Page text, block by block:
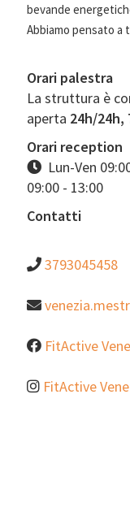
bevande
Abbiamo pensato a
Orari palestra
La struttura è
aperta 24h/24h,
Orari reception
Lun-Ven
09:00 - 13:00
Contatti
3793045458
FitActive
FitActive